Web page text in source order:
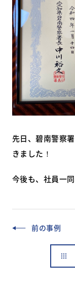
先日、碧南警察
きました！
今後も、社員一
前の事例